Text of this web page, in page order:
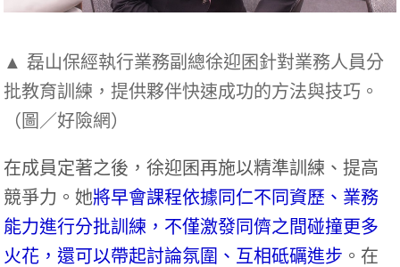
▲ 磊山保經執行業務副總徐迎囷針對業務人員分
批教育訓練，提供夥伴快速成功的方法與技巧。
（圖／好險網）
在成員定著之後，徐迎囷再施以精準訓練、提高
競爭力。她將早會課程依據同仁不同資歷、業務
能力進行分批訓練，不僅激發同儕之間碰撞更多
火花，還可以帶起討論氛圍、互相砥礪進步 。在